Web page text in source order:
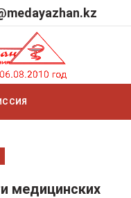
медицинских